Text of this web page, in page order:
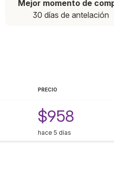
Mejor momento de
30 días de antelación
PRECIO
$958
hace 5 días